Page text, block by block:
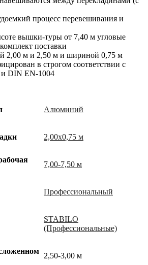
процесс перевешивания и
вышки-туры от 7,40 м угловые
поставки
2,00 м и 2,50 м и шириной 0,75 м
в строгом соответствии с
DIN EN-1004
Алюминий
2,00х0,75 м
7,00-7,50 м
Профессиональный
STABILO
(Профессиональные)
2,50-3,00 м